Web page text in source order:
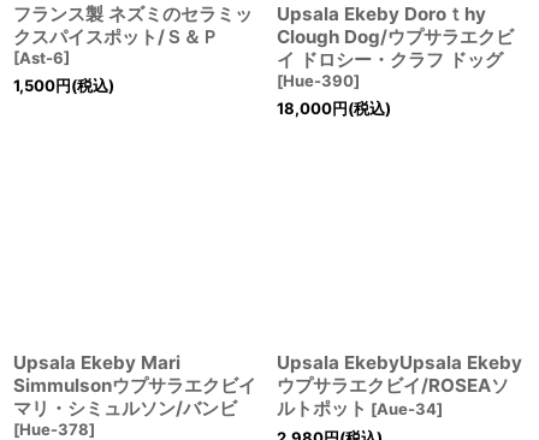
フランス製 ネズミのセラミッ
クスパイスポット/Ｓ＆Ｐ
[Ast-6]
1,500円(税込)
Upsala Ekeby Doroｔhy
Clough Dog/ウプサラエクビ
イ ドロシー・クラフ ドッグ
[Hue-390]
18,000円(税込)
Upsala Ekeby Mari
Simmulsonウプサラエクビイ
マリ・シミュルソン/バンビ
[Hue-378]
Upsala EkebyUpsala Ekeby
ウプサラエクビイ/ROSEAソ
ルトポット [Aue-34]